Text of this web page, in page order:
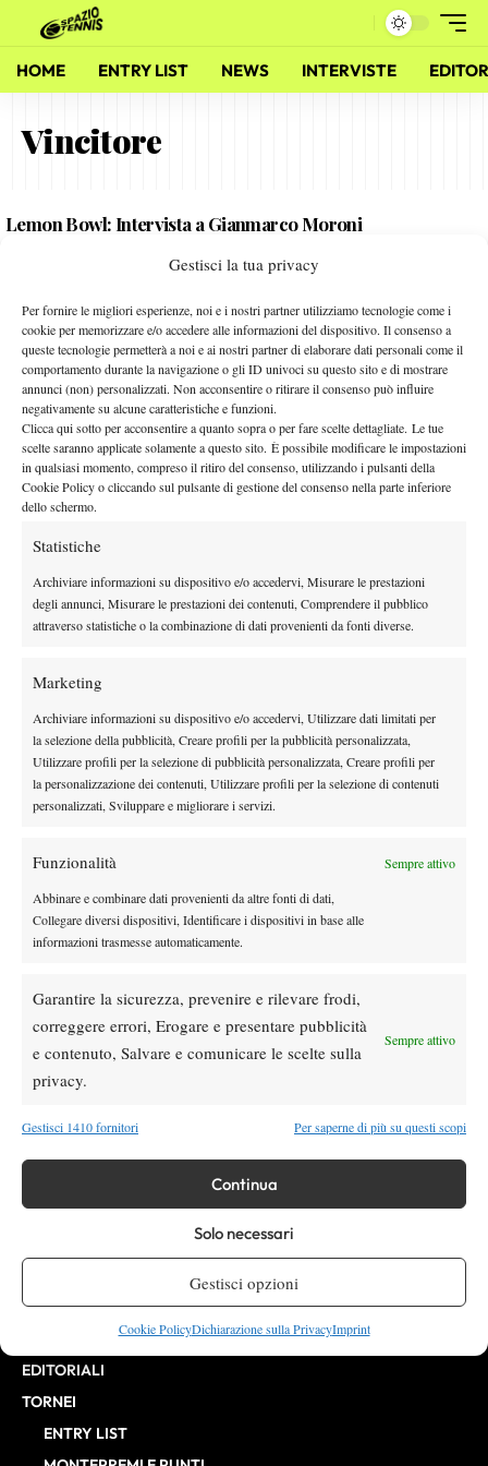
Gestisci la tua privacy
Per fornire le migliori esperienze, noi e i nostri partner utilizziamo tecnologie come i
cookie per memorizzare e/o accedere alle informazioni del dispositivo. Il consenso a
queste tecnologie permetterà a noi e ai nostri partner di elaborare dati personali come il
comportamento durante la navigazione o gli ID univoci su questo sito e di mostrare
annunci (non) personalizzati. Non acconsentire o ritirare il consenso può influire
negativamente su alcune caratteristiche e funzioni.
Clicca qui sotto per acconsentire a quanto sopra o per fare scelte dettagliate. Le tue
scelte saranno applicate solamente a questo sito. È possibile modificare le impostazioni
in qualsiasi momento, compreso il ritiro del consenso, utilizzando i pulsanti della
Cookie Policy o cliccando sul pulsante di gestione del consenso nella parte inferiore
dello schermo.
Statistiche
Archiviare informazioni su dispositivo e/o accedervi, Misurare le prestazioni
degli annunci, Misurare le prestazioni dei contenuti, Comprendere il pubblico
attraverso statistiche o la combinazione di dati provenienti da fonti diverse.
Marketing
Archiviare informazioni su dispositivo e/o accedervi, Utilizzare dati limitati per
la selezione della pubblicità, Creare profili per la pubblicità personalizzata,
Utilizzare profili per la selezione di pubblicità personalizzata, Creare profili per
la personalizzazione dei contenuti, Utilizzare profili per la selezione di contenuti
personalizzati, Sviluppare e migliorare i servizi.
Funzionalità Sempre attivo
Abbinare e combinare dati provenienti da altre fonti di dati,
Collegare diversi dispositivi, Identificare i dispositivi in base alle
informazioni trasmesse automaticamente.
Garantire la sicurezza, prevenire e rilevare frodi,
correggere errori, Erogare e presentare pubblicità
e contenuto, Salvare e comunicare le scelte sulla
privacy.
Sempre attivo
Gestisci 1410 fornitori Per saperne di più su questi scopi
Continua
Solo necessari
Gestisci opzioni
Cookie PolicyDichiarazione sulla PrivacyImprint
HOME ENTRY LIST NEWS INTERVISTE
Vincitore
Lemon Bowl: Intervista a Gianmarco Moroni
Aus Open: I Pronostici Definitivi
17 Gennaio 2011
Redazione
Facebook
Youtube
Testata giornalisticaSpazio Tennis
Editore:VIBES MEDIA SRL, P.iva 14250480960
Direttore Responsabile: Alessandro Nizegorodcew
HOME
ENTRY LIST
CHALLENGER
BILLIE JEAN KING CUP
ATP FINALS
EDITORIALI
TORNEI
ENTRY LIST